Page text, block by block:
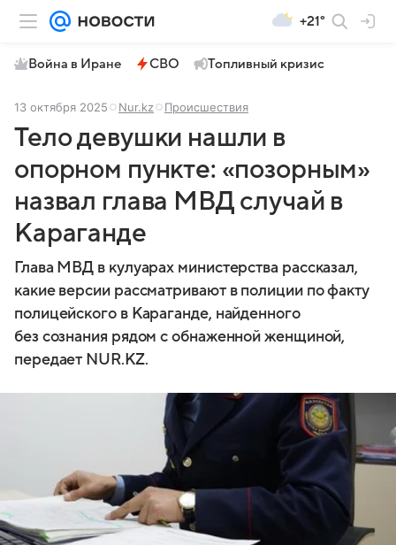
+21°
Война в Иране СВО Топливный кризис
13 октября 2025 Nur.kz Происшествия
Тело девушки нашли в
опорном пункте: «позорным»
назвал глава МВД случай в
Караганде
Глава МВД в кулуарах министерства рассказал,
какие версии рассматривают в полиции по факту
полицейского в Караганде, найденного
без сознания рядом с обнаженной женщиной,
передает NUR.KZ.